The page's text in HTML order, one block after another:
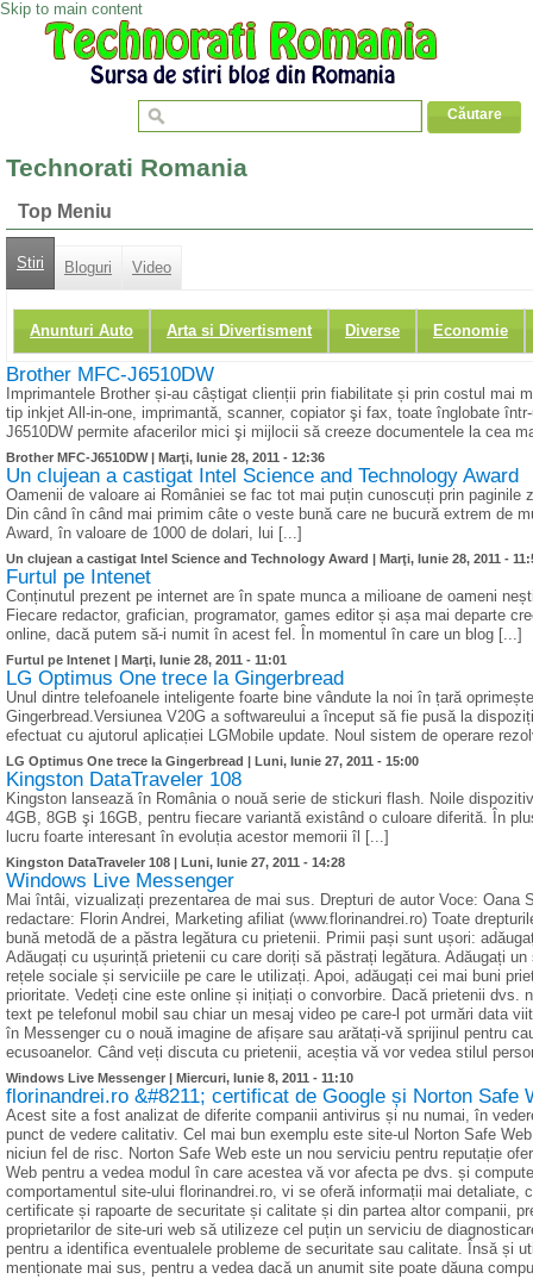
Skip to main content
Technorati Romania
Top Meniu
Stiri Bloguri Video
Anunturi Auto Arta si Divertisment Diverse Economie
Brother MFC-J6510DW
Imprimantele Brother și-au câștigat clienții prin fiabilitate și prin costul mai
tip inkjet All-in-one, imprimantă, scanner, copiator şi fax, toate înglobate
J6510DW permite afacerilor mici şi mijlocii să creeze documentele la cea
Brother MFC-J6510DW | Marţi, Iunie 28, 2011 - 12:36
Un clujean a castigat Intel Science and Technology Award
Oamenii de valoare ai României se fac tot mai puțin cunoscuți prin paginile
Din când în când mai primim câte o veste bună care ne bucură extrem de
Award, în valoare de 1000 de dolari, lui [...]
Un clujean a castigat Intel Science and Technology Award | Marţi, Iunie 28, 2011 -
Furtul pe Intenet
Conținutul prezent pe internet are în spate munca a milioane de oameni
Fiecare redactor, grafician, programator, games editor și așa mai departe
online, dacă putem să-i numit în acest fel. În momentul în care un blog [...]
Furtul pe Intenet | Marţi, Iunie 28, 2011 - 11:01
LG Optimus One trece la Gingerbread
Unul dintre telefoanele inteligente foarte bine vândute la noi în țară
Gingerbread.Versiunea V20G a softwareului a început să fie pusă la
efectuat cu ajutorul aplicației LGMobile update. Noul sistem de operare
LG Optimus One trece la Gingerbread | Luni, Iunie 27, 2011 - 15:00
Kingston DataTraveler 108
Kingston lansează în România o nouă serie de stickuri flash. Noile
4GB, 8GB şi 16GB, pentru fiecare variantă existând o culoare diferită. În
lucru foarte interesant în evoluția acestor memorii îl [...]
Kingston DataTraveler 108 | Luni, Iunie 27, 2011 - 14:28
Windows Live Messenger
Mai întâi, vizualizați prezentarea de mai sus. Drepturi de autor Voce:
redactare: Florin Andrei, Marketing afiliat (www.florinandrei.ro) Toate
bună metodă de a păstra legătura cu prietenii. Primii pași sunt ușori:
Adăugați cu ușurință prietenii cu care doriți să păstrați legătura. Adăugați
rețele sociale și serviciile pe care le utilizați. Apoi, adăugați cei mai buni
prioritate. Vedeți cine este online și inițiați o convorbire. Dacă prietenii
text pe telefonul mobil sau chiar un mesaj video pe care-l pot urmări data
în Messenger cu o nouă imagine de afișare sau arătați-vă sprijinul pentru
ecusoanelor. Când veți discuta cu prietenii, aceștia vă vor vedea stilul
Windows Live Messenger | Miercuri, Iunie 8, 2011 - 11:10
florinandrei.ro &#8211; certificat de Google și Norton Safe
Acest site a fost analizat de diferite companii antivirus și nu numai, în
punct de vedere calitativ. Cel mai bun exemplu este site-ul Norton Safe
niciun fel de risc. Norton Safe Web este un nou serviciu pentru reputație
Web pentru a vedea modul în care acestea vă vor afecta pe dvs. și
comportamentul site-ului florinandrei.ro, vi se oferă informații mai detaliate,
certificate și rapoarte de securitate și calitate și din partea altor companii,
proprietarilor de site-uri web să utilizeze cel puțin un serviciu de
pentru a identifica eventualele probleme de securitate sau calitate. Însă și
menționate mai sus, pentru a vedea dacă un anumit site poate dăuna